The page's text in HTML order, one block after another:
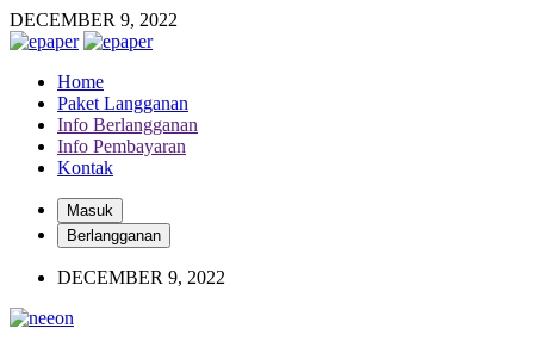
DECEMBER 9, 2022
Home
Paket Langganan
Info Berlangganan
Info Pembayaran
Kontak
Masuk
Berlangganan
DECEMBER 9, 2022